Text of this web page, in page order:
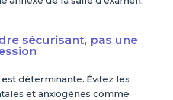
sécurisant, pas une
déterminante. Évitez les
et anxiogènes comme